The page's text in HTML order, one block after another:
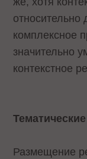
комплексное
значительно
контекстное
Размещение